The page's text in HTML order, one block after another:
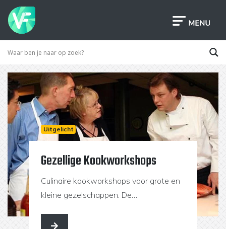
Uitgelicht
Gezellige Kookworkshops
Culinaire kookworkshops voor grote en
kleine gezelschappen. De
Eindhoven, Veghel en SInt-Oedenrode.